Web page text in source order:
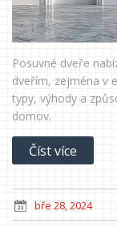
Posuvné dveře
dveřím, zejména v
typy, výhody a
domov.
Číst více
bře 28, 2024